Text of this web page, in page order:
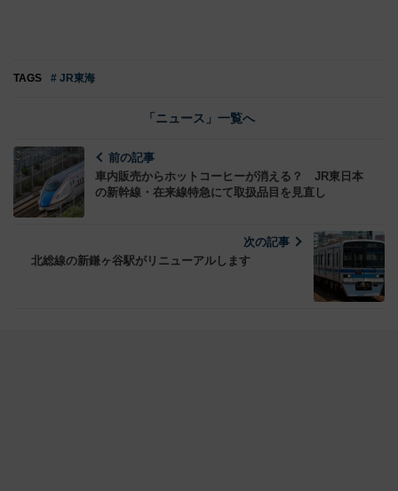
TAGS # JR東海
「ニュース」一覧へ
前の記事
車内販売からホットコーヒーが消える？ JR東日本
の新幹線・在来線特急にて取扱品目を見直し
次の記事
北総線の新鎌ヶ谷駅がリニューアルします